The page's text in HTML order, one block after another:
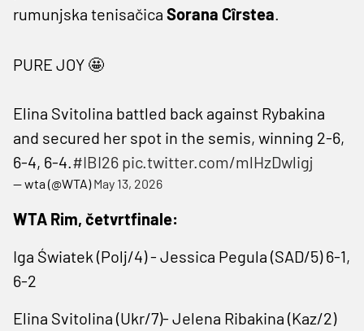
rumunjska tenisačica Sorana Cîrstea.
PURE JOY 🤩
Elina Svitolina battled back against Rybakina
and secured her spot in the semis, winning 2-6,
6-4, 6-4.#IBI26 pic.twitter.com/mlHzDwligj
— wta (@WTA)May 13, 2026
WTA Rim, četvrtfinale:
Iga Światek (Polj/4) - Jessica Pegula (SAD/5) 6-1,
6-2
Elina Svitolina (Ukr/7)- Jelena Ribakina (Kaz/2)